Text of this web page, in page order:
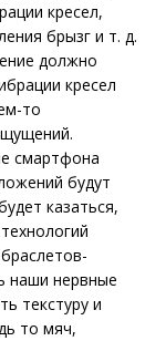
кресел,
брызг и т. д.
должно
кресел
то
смартфона
будут
казаться,
наши нервные
текстуру и
то мяч,